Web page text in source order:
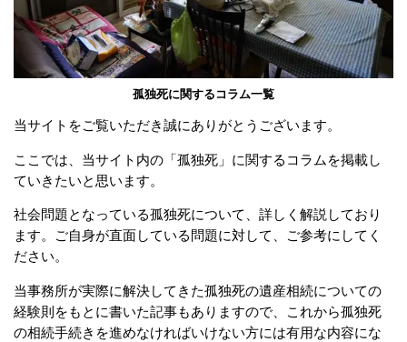
孤独死に関するコラム一覧
当サイトをご覧いただき誠にありがとうございます。
ここでは、当サイト内の「孤独死」に関するコラムを掲載し
ていきたいと思います。
社会問題となっている孤独死について、詳しく解説しており
ます。ご自身が直面している問題に対して、ご参考にしてく
ださい。
当事務所が実際に解決してきた孤独死の遺産相続についての
経験則をもとに書いた記事もありますので、これから孤独死
の相続手続きを進めなければいけない方には有用な内容にな